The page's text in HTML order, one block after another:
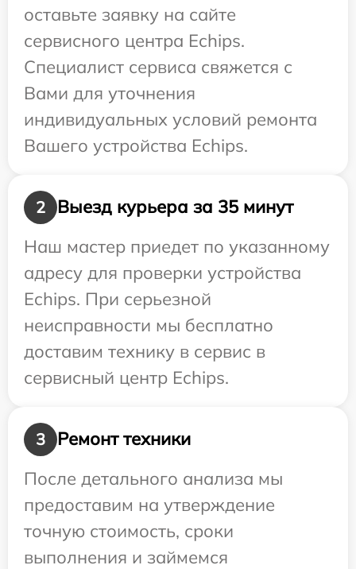
оставьте заявку на сайте
сервисного центра Echips.
Специалист сервиса свяжется с
Вами для уточнения
индивидуальных условий ремонта
Вашего устройства Echips.
2
Выезд курьера за 35 минут
Наш мастер приедет по указанному
адресу для проверки устройства
Echips. При серьезной
неисправности мы бесплатно
доставим технику в сервис в
сервисный центр Echips.
3
Ремонт техники
После детального анализа мы
предоставим на утверждение
точную стоимость, сроки
выполнения и займемся